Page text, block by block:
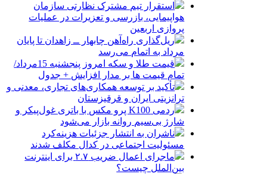
استقرار تیم مشترک نظارتی سازمان
هواپیمایی، بازرسی و تعزیرات در عملیات
پروازی اربعین
ریل‌گذاری راه‌آهن چابهار ــ زاهدان تا پایان
مرداد به اتمام می‌رسد
قیمت طلا و سکه امروز پنجشنبه 15مرداد/
تمام قیمت ها بر مدار افزایش + جدول
تأکید بر توسعه همکاری‌های تجاری، معدنی و
ترانزیتی ایران و قرقیزستان
ردمی K100 پرو مکس با باتری غول‌پیکر و
شارژ بی‌سیم روانه بازار می‌شود
ناشران به انتشار جزئیات هزینه‌کرد
مسئولیت اجتماعی در کدال مکلف شدند
ماجرای اعمال ضریب ۲.۷ برای اینترنت
بین‌الملل چیست؟